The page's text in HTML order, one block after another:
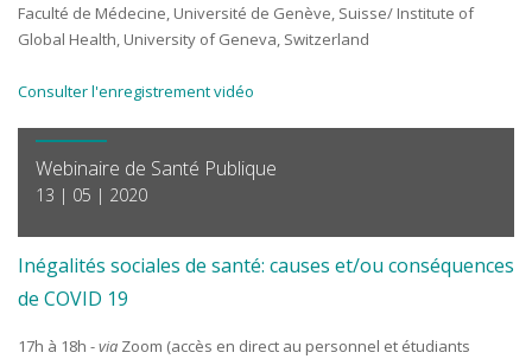
Faculté de Médecine, Université de Genève, Suisse/ Institute of
Global Health, University of Geneva, Switzerland
Consulter l'enregistrement vidéo
Webinaire de Santé Publique
13 | 05 | 2020
Inégalités sociales de santé: causes et/ou conséquences
de COVID 19
17h à 18h -via Zoom (accès en direct au personnel et étudiants